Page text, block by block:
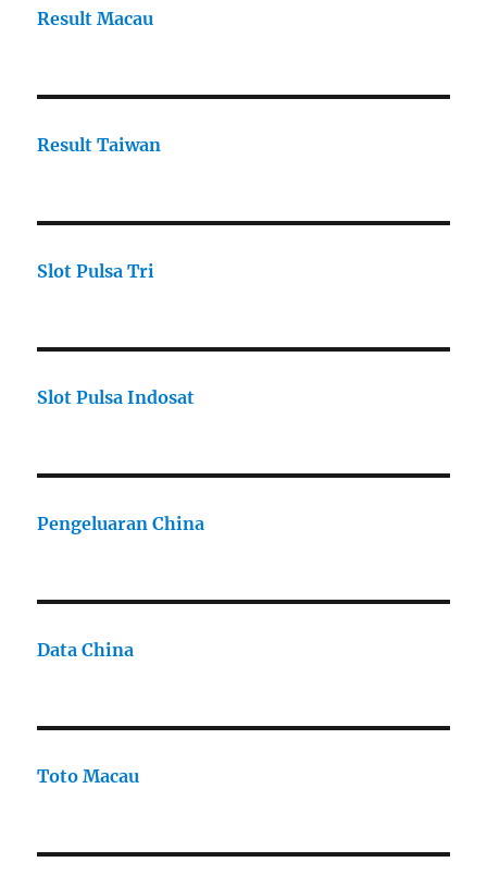
Result Macau
Result Taiwan
Slot Pulsa Tri
Slot Pulsa Indosat
Pengeluaran China
Data China
Toto Macau